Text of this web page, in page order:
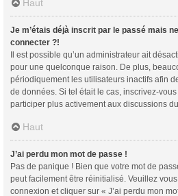
Haut
Je m’étais déjà inscrit par le passé mais
connecter ?!
Il est possible qu’un administrateur ait
pour une quelconque raison. De plus,
périodiquement les utilisateurs inactifs afin
de données. Si tel était le cas, inscrivez-
participer plus activement aux discussions
Haut
J’ai perdu mon mot de passe !
Pas de panique ! Bien que votre mot de
peut facilement être réinitialisé. Veuillez
connexion et cliquer sur « J’ai perdu mon